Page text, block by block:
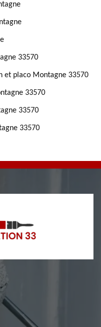
33570
et placo Montagne 33570
33570
33570
33570